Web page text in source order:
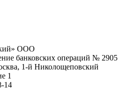
ООО
банковских операций № 2905
1-й Николощеповский
1
14